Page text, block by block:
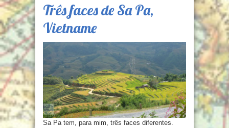
Três faces de Sa Pa,
Vietname
Sa Pa tem, para mim, três faces diferentes.